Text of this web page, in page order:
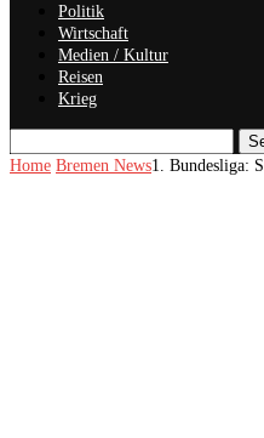
Politik
Wirtschaft
Medien / Kultur
Reisen
Krieg
Home Bremen News1. Bundesliga: